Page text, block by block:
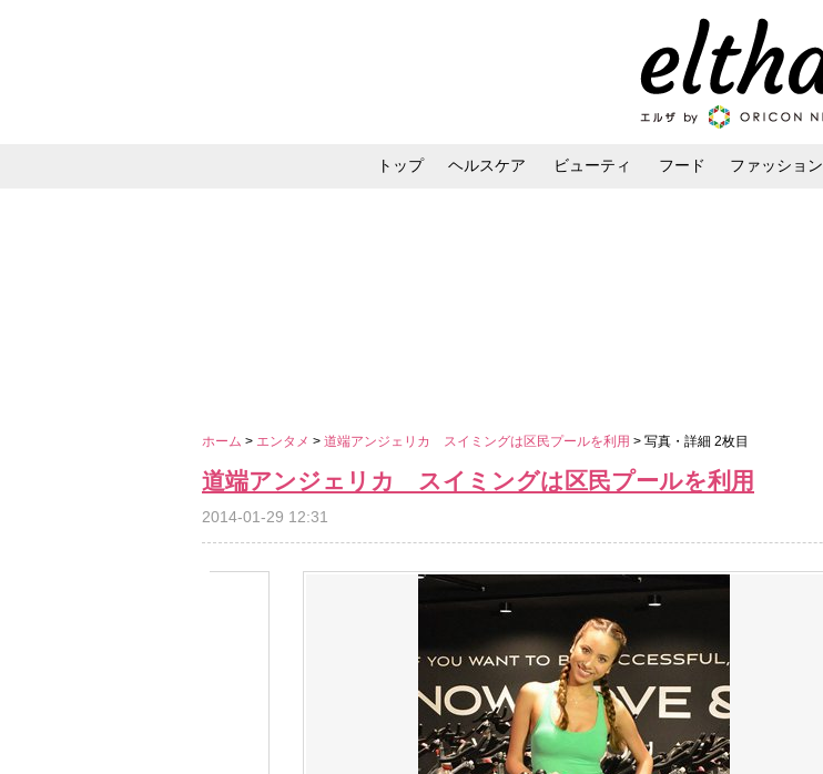
トップ ヘルスケア ビューティ フード ファッション
ホーム > エンタメ > 道端アンジェリカ スイミングは区民プールを利用 > 写真・詳細 2枚目
道端アンジェリカ スイミングは区民プールを利用
2014-01-29 12:31